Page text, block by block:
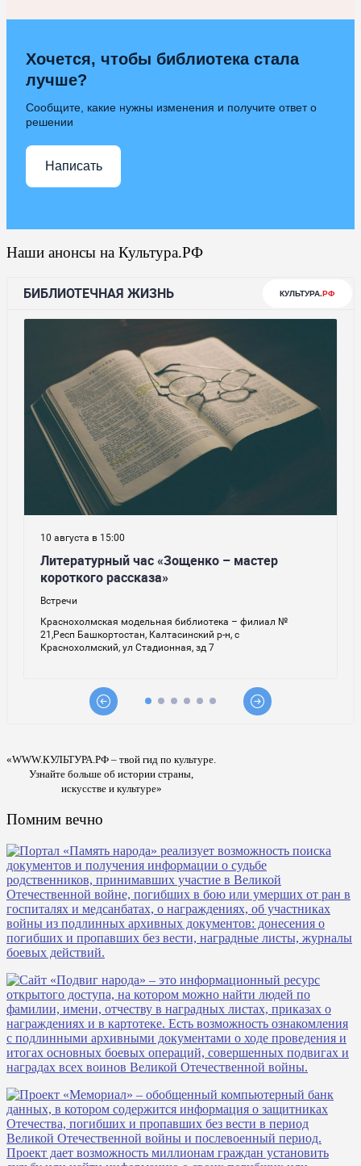
Хочется, чтобы библиотека стала
лучше?
Сообщите, какие нужны изменения и получите ответ о
решении
Написать
Наши анонсы на Культура.РФ
«WWW.КУЛЬТУРА.РФ – твой гид по культуре.
Узнайте больше об истории страны,
искусстве и культуре»
Помним вечно